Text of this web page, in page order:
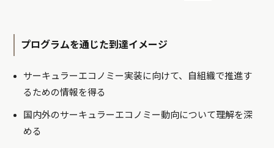
プログラムを通じた到達イメージ
サーキュラーエコノミー実装に向けて、自組織で推進す
るための情報を得る
国内外のサーキュラーエコノミー動向について理解を深
める